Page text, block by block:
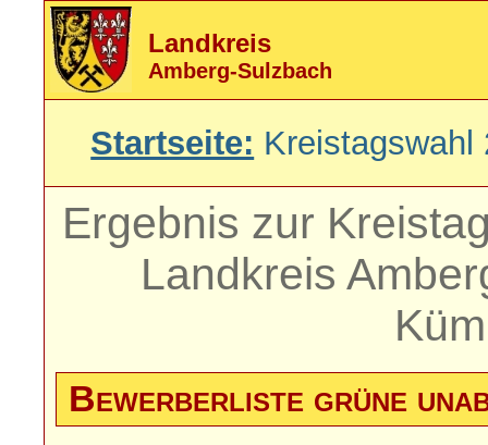
Landkreis
Amberg-Sulzbach
Startseite: Kreistagswahl
Ergebnis zur
Landkreis
Bewerberliste grüne